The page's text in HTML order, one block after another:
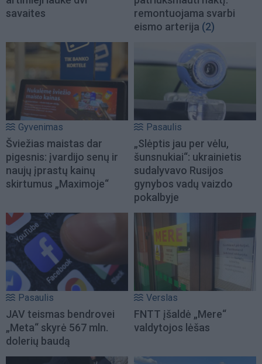
savaites
remontuojama svarbi
eismo arterija (2)
Gyvenimas
Šviežias maistas dar
pigesnis: įvardijo senų ir
naujų įprastų kainų
skirtumus „Maximoje“
Pasaulis
„Slėptis jau per vėlu,
šunsnukiai“: ukrainietis
sudalyvavo Rusijos
gynybos vadų vaizdo
pokalbyje
Pasaulis
JAV teismas bendrovei
„Meta“ skyrė 567 mln.
dolerių baudą
Verslas
FNTT įšaldė „Mere“
valdytojos lėšas